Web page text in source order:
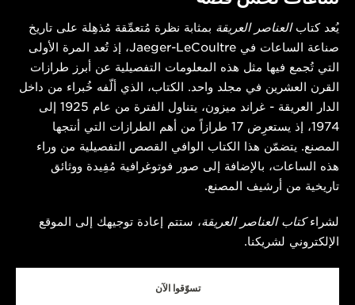
يُعد كتابالعناصر العريقة بمثابة نظرة مُتعمِّقة مُذهِلة على تاريخ
صناعة الساعات في Jaeger-LeCoultre، إذ تُعد المرة الأولى
التي تُجمع فيها مثل هذه المعلومات التفصيلية عن أبرز طرازات
القرن العشرين في مجلد واحد. الكتاب، الذي ألّفه خُبراء من داخل
الدار العريقة - غراند ميزون، يتناول الفترة من عام 1925 إلى
1974، إذ يستعرِض 17 طرازاً من أهم الطرازات التي أنتجها
المصنع. يتضمّن هذا الكتاب الوافي القصص التفصيلية من وراء
هذه الساعات، بالإضافة إلى صور فوتوغرافية مُفِيدة ووثائق
تاريخية من أرشيف المصنع.
لشراءكتاب العناصر العريقة، ستتم إعادة توجيهك إلى الموقع
الإلكتروني لشريكنا.
تسوّقوا الآن